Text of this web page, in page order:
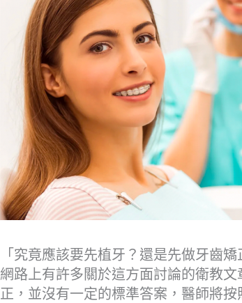
「究竟應該要先植牙？還是先做牙齒
網路上有許多關於這方面討論的衛教
正，並沒有一定的標準答案，醫師將